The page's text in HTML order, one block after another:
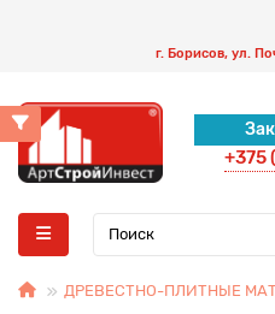
г. Борисов, ул.
+375
ДРЕВЕСТНО-ПЛИТНЫЕ